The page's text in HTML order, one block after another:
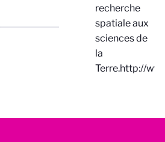
recherche
spatiale aux
sciences de
la
Terre.http://